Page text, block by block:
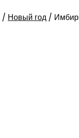
/ Новый год /